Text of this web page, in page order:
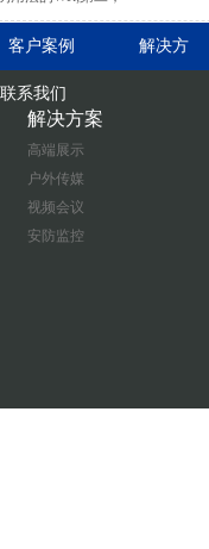
客户案例 解决方
联系我们
解决方案
高端展示
户外传媒
视频会议
安防监控